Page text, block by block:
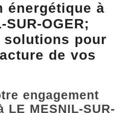
énergétique à
SUR-OGER;
solutions pour
de vos
engagement
LE MESNIL-SUR-